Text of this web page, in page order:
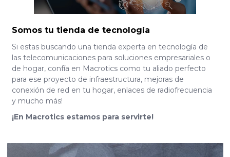
Somos tu tienda de tecnología
Si estas buscando una tienda experta en tecnología de
las telecomunicaciones para soluciones empresariales o
de hogar, confía en Macrotics como tu aliado perfecto
para ese proyecto de infraestructura, mejoras de
conexión de red en tu hogar, enlaces de radiofrecuencia
y mucho más!
¡En Macrotics estamos para servirte!